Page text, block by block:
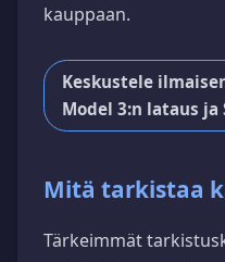
kauppaan.
Keskustele
Model 3:n lataus
Mitä tarkistaa
Tärkeimmät